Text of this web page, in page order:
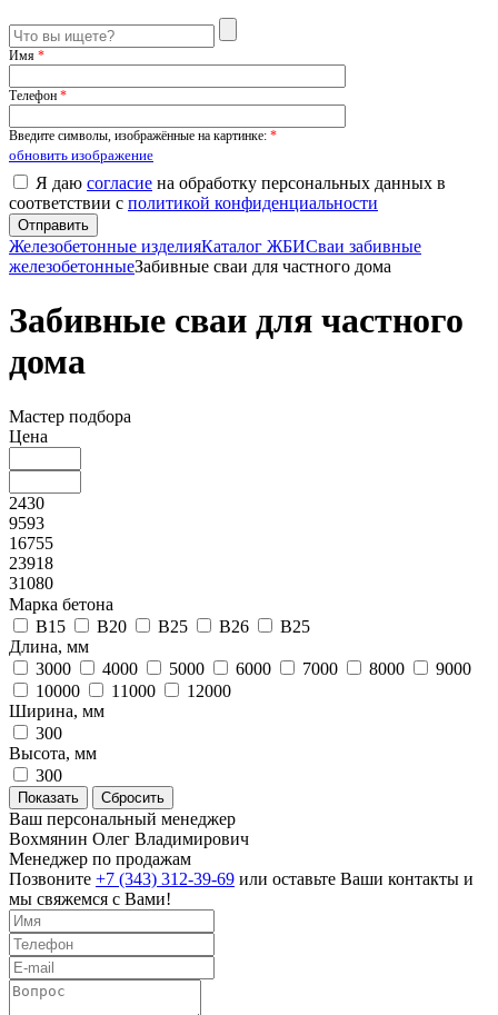
Имя *
Телефон *
Введите символы, изображённые на картинке: *
обновить изображение
Я даю согласие на обработку персональных данных в
соответствии с политикой конфиденциальности
Железобетонные изделияКаталог ЖБИСваи забивные
железобетонныеЗабивные сваи для частного дома
Забивные сваи для частного
дома
Мастер подбора
Цена
2430
9593
16755
23918
31080
Марка бетона
B15
B20 B25 B26
В25
Длина, мм
3000
4000 5000 6000 7000 8000
9000
10000
11000
12000
Ширина, мм
300
Высота, мм
300
Ваш персональный менеджер
Вохмянин Олег Владимирович
Менеджер по продажам
Позвоните +7 (343) 312-39-69 или оставьте Ваши контакты и
мы свяжемся с Вами!